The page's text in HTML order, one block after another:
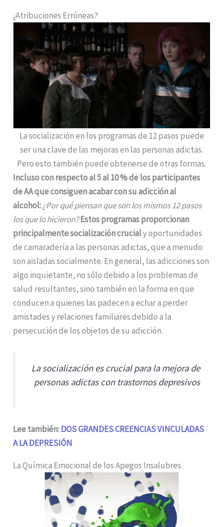
¿Atribuciones Erróneas?
La socialización en los programas de 12 pasos puede
ser una clave de las mejoras en las personas adictas.
Pero esto también puede obtenerse de otras formas.
Incluso con respecto al 5 al 10 % de los participantes
de AA que consiguen acabar con su adicción al
alcohol:¿Por qué piensan que son los mismos 12 pasos
los que lo hicieron?Estos programas proporcionan
principalmente socialización crucialy oportunidades
de camaradería a las personas adictas, que a menudo
son aisladas socialmente. En general, las adicciones son
algo inquietante, no sólo debido a los problemas de
salud resultantes, sino también en la forma en que
conducen a quienes las padecen a echar a perder
amistades y relaciones familiares debido a la
persecución de los objetos de su adicción.
La socialización es crucial para la mejora de
personas adictas con trastornos depresivos
Lee también:DOS GRANDES CREENCIAS VINCULADAS
A LA DEPRESIÓN
La Química Emocional de los Apegos Insalubres